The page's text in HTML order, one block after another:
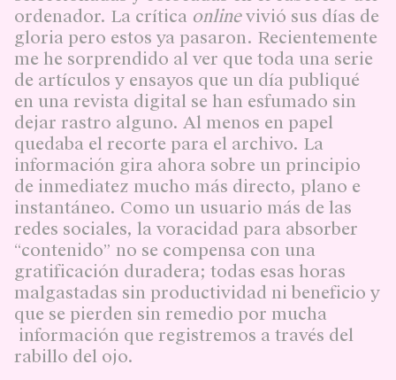
ordenador. La crítica onlinevivió sus días de
gloria pero estos ya pasaron. Recientemente
me he sorprendido al ver que toda una serie
de artículos y ensayos que un día publiqué
en una revista digital se han esfumado sin
dejar rastro alguno. Al menos en papel
quedaba el recorte para el archivo. La
información gira ahora sobre un principio
de inmediatez mucho más directo, plano e
instantáneo. Como un usuario más de las
redes sociales, la voracidad para absorber
“contenido” no se compensa con una
gratificación duradera; todas esas horas
malgastadas sin productividad ni beneficio y
que se pierden sin remedio por mucha
información que registremos a través del
rabillo del ojo.